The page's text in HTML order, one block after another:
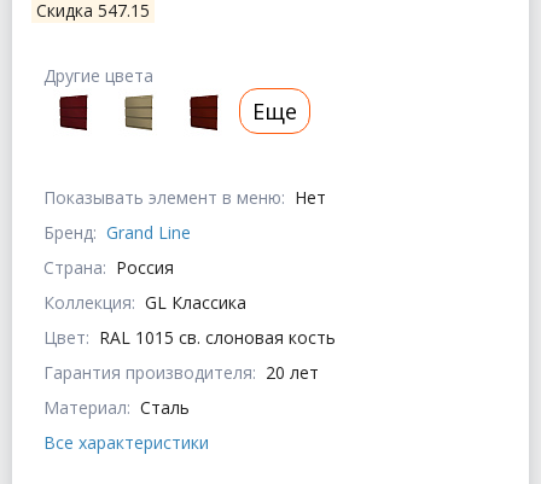
Скидка 547.15
Показывать элемент в меню: Нет
Бренд: Grand Line
Страна: Россия
Коллекция: GL Классика
Цвет: RAL 1015 св. слоновая кость
Гарантия производителя: 20 лет
Материал: Сталь
Все характеристики
Другие цвета
Еще